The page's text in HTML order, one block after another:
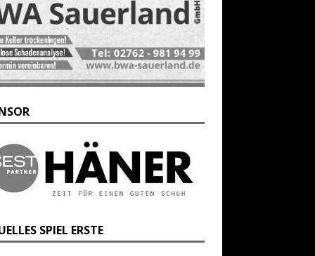
SPIEL ERSTE